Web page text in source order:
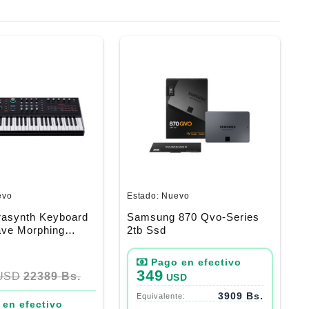
Keyboard
Morphing
22389 Bs.
Estado: Nuevo
Samsung 870 Qvo-Series
2tb Ssd
349 USD
3909 Bs.